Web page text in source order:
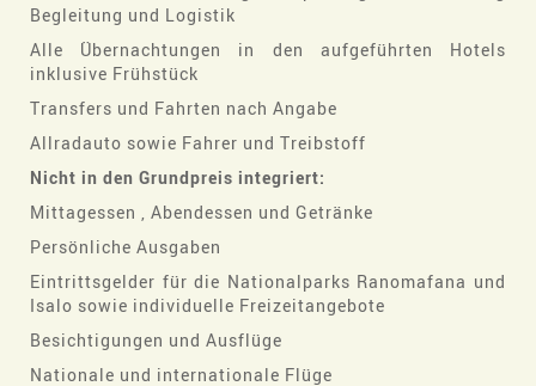
Begleitung und Logistik
Alle Übernachtungen in den aufgeführten Hotels
inklusive Frühstück
Transfers und Fahrten nach Angabe
Allradauto sowie Fahrer und Treibstoff
Nicht in den Grundpreis integriert:
Mittagessen , Abendessen und Getränke
Persönliche Ausgaben
Eintrittsgelder für die Nationalparks Ranomafana und
Isalo sowie individuelle Freizeitangebote
Besichtigungen und Ausflüge
Nationale und internationale Flüge